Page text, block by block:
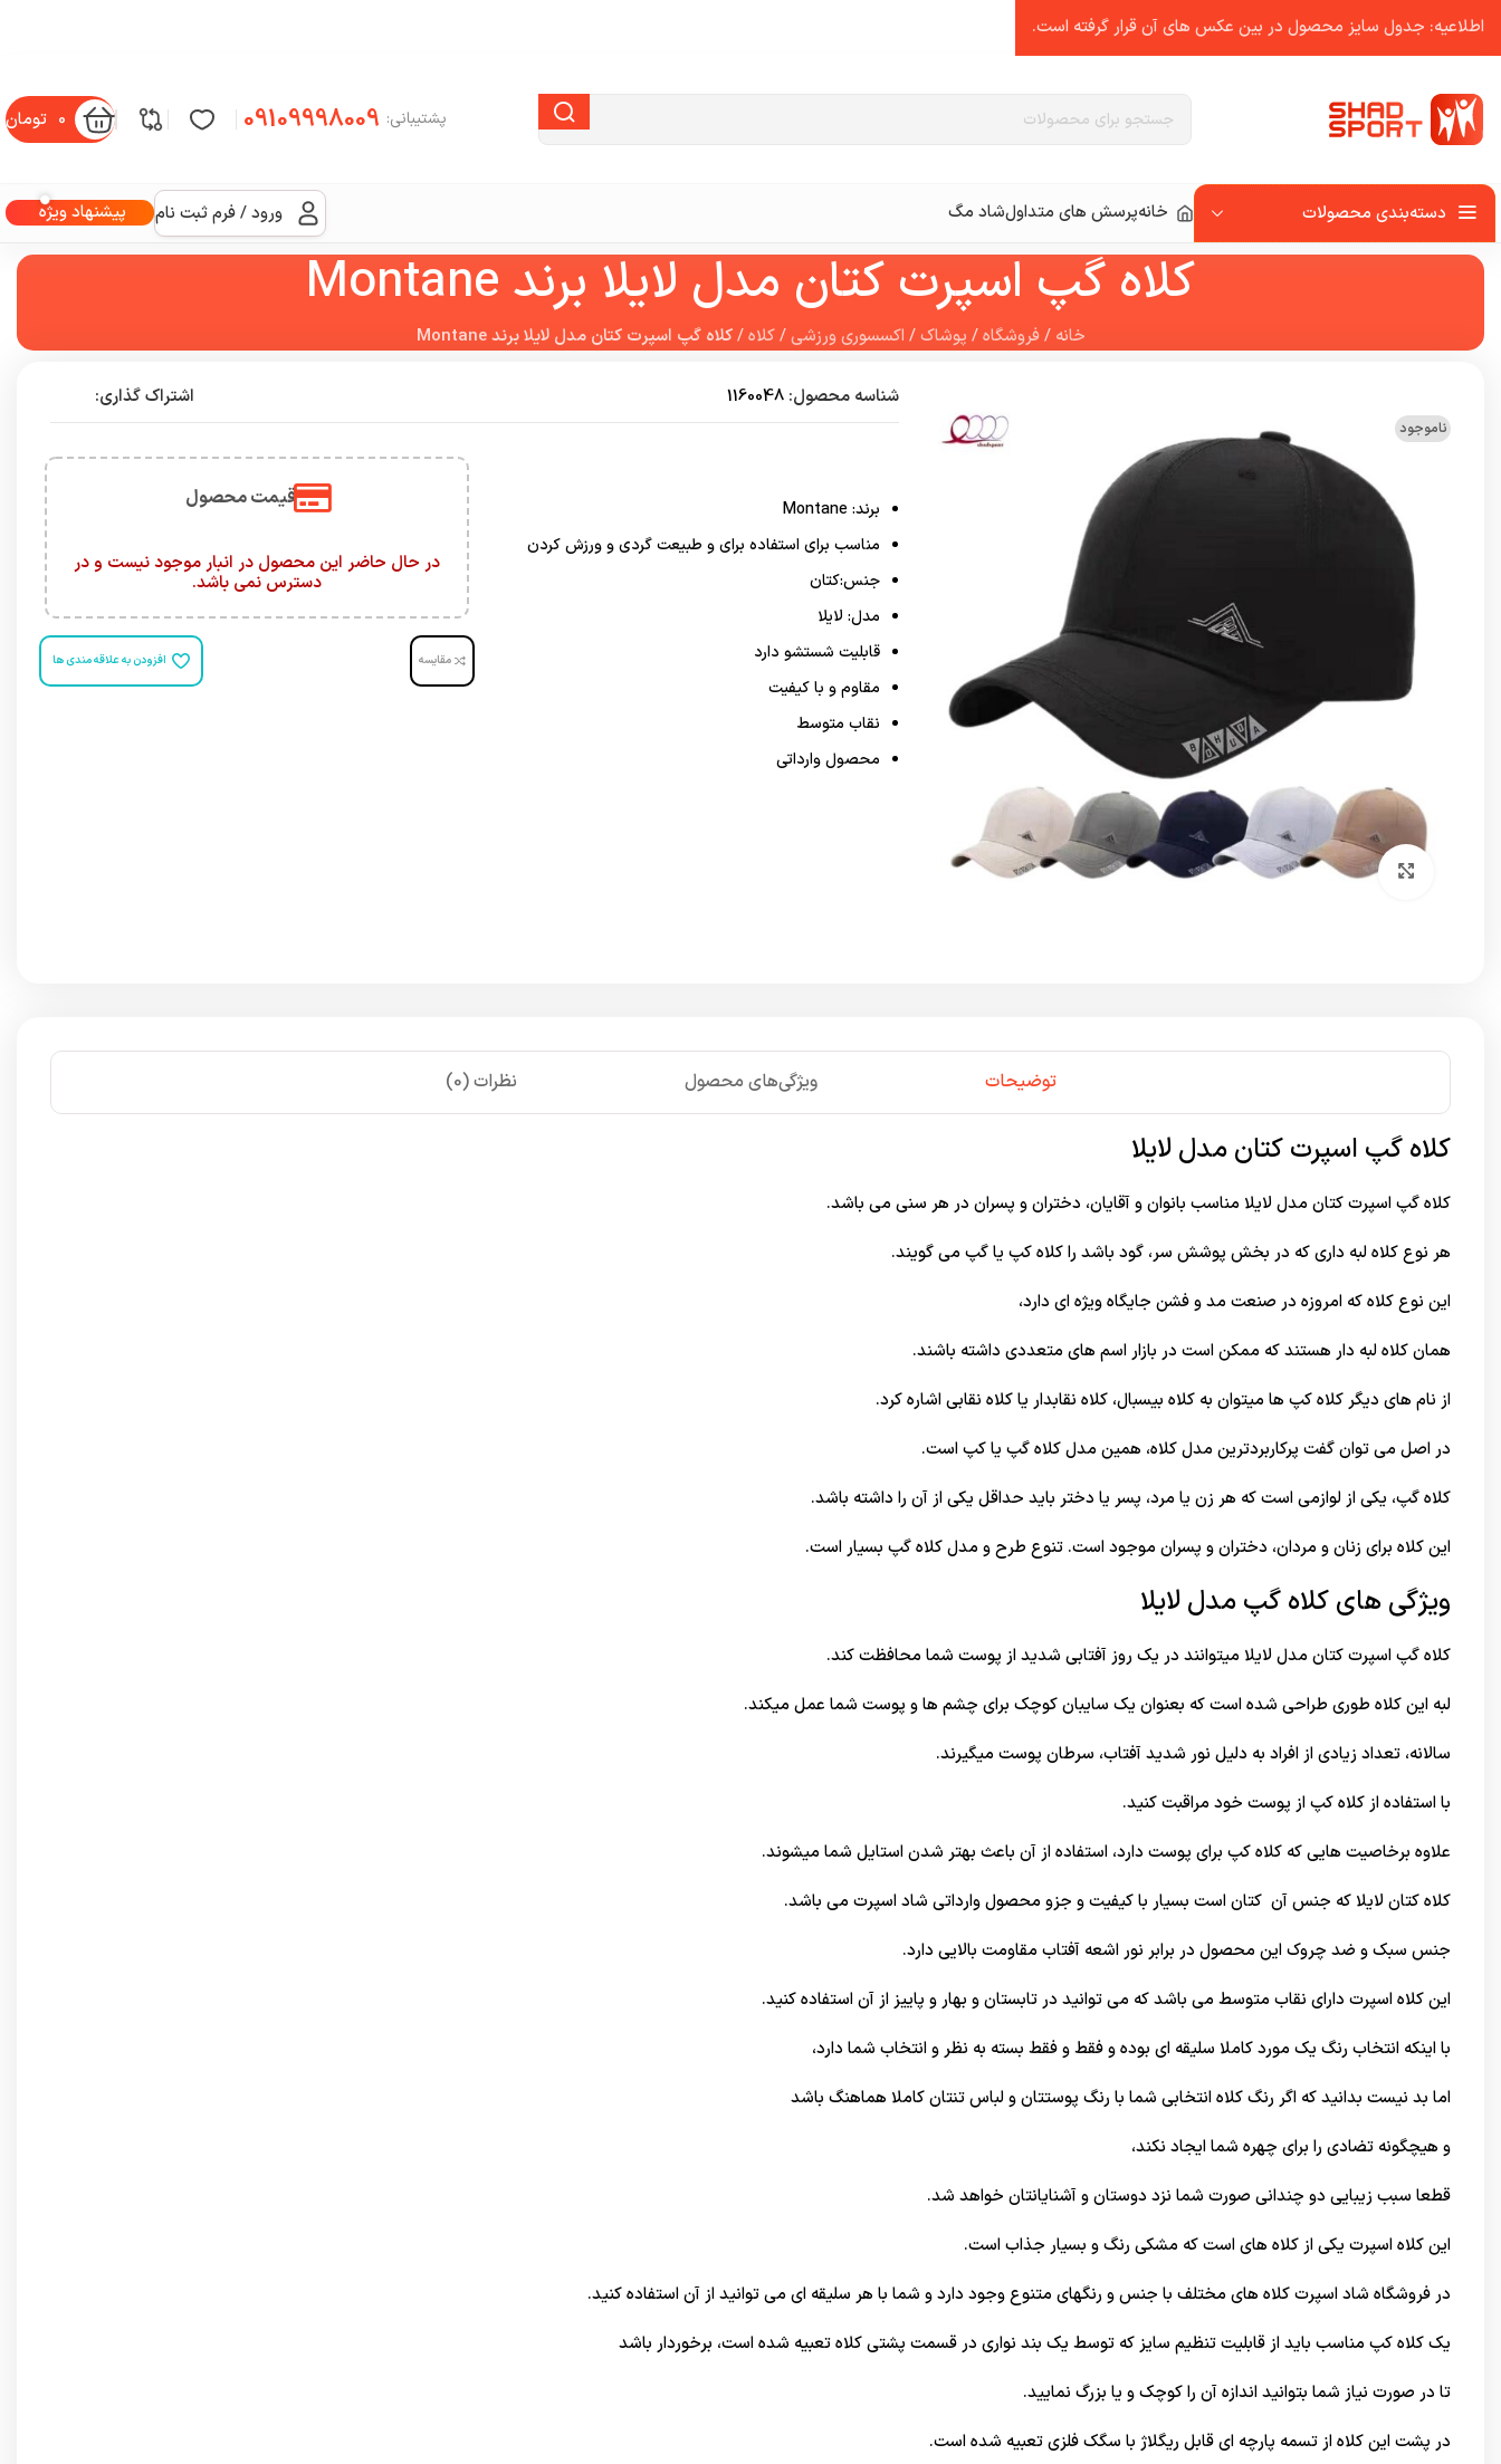
پشتیبانی: 09109998009
0 تومان
دسته‌بندی محصولات خانهپرسش های متداولشاد مگ ورود / فرم ثبت نام پیشنهاد ویژه
کلاه گپ اسپرت کتان مدل لایلا برند Montane
خانه /فروشگاه/ پوشاک/ اکسسوری ورزشی/کلاه/کلاه گپ اسپرت کتان مدل لایلا برند Montane
ناموجود
برای بزرگنمایی کلیک کنید
شناسه محصول: 1160048 اشتراک گذاری:
برند: Montane
مناسب برای استفاده برای و طبیعت گردی و ورزش کردن
جنس:کتان
مدل: لایلا
قابلیت شستشو دارد
مقاوم و با کیفیت
نقاب متوسط
محصول وارداتی
قیمت محصول
در حال حاضر این محصول در انبار موجود نیست و در
دسترس نمی باشد.
مقایسه افزودن به علاقه مندی ها
توضیحات ویژگی‌های محصول نظرات (0)
کلاه گپ اسپرت کتان مدل لایلا
کلاه گپ اسپرت کتان مدل لایلا مناسب بانوان و آقایان، دختران و پسران در هر سنی می باشد.
هر نوع کلاه لبه داری که در بخش پوشش سر، گود باشد را کلاه کپ یا گپ می گویند.
این نوع کلاه که امروزه در صنعت مد و فشن جایگاه ویژه ای دارد،
همان کلاه لبه دار هستند که ممکن است در بازار اسم های متعددی داشته باشند.
از نام های دیگر کلاه کپ ها میتوان به کلاه بیسبال، کلاه نقابدار یا کلاه نقابی اشاره کرد.
در اصل می توان گفت پرکاربردترین مدل کلاه، همین مدل کلاه گپ یا کپ است.
کلاه گپ، یکی از لوازمی است که هر زن یا مرد، پسر یا دختر باید حداقل یکی از آن را داشته باشد.
این کلاه برای زنان و مردان، دختران و پسران موجود است. تنوع طرح و مدل کلاه گپ بسیار است.
ویژگی های کلاه گپ مدل لایلا
کلاه گپ اسپرت کتان مدل لایلا میتوانند در یک روز آفتابی شدید از پوست شما محافظت کند.
لبه این کلاه طوری طراحی شده است که بعنوان یک سایبان کوچک برای چشم ها و پوست شما عمل میکند.
سالانه، تعداد زیادی از افراد به دلیل نور شدید آفتاب، سرطان پوست میگیرند.
با استفاده از کلاه کپ از پوست خود مراقبت کنید.
علاوه برخاصیت هایی که کلاه کپ برای پوست دارد، استفاده از آن باعث بهتر شدن استایل شما میشوند.
کلاه کتان لایلا که جنس آن کتان است بسیار با کیفیت و جزو محصول وارداتی شاد اسپرت می باشد.
جنس سبک و ضد چروک این محصول در برابر نور اشعه آفتاب مقاومت بالایی دارد.
این کلاه اسپرت دارای نقاب متوسط می باشد که می توانید در تابستان و بهار و پاییز از آن استفاده کنید.
با اینکه انتخاب رنگ یک مورد کاملا سلیقه ای بوده و فقط و فقط بسته به نظر و انتخاب شما دارد،
اما بد نیست بدانید که اگر رنگ کلاه انتخابی شما با رنگ پوستتان و لباس تنتان کاملا هماهنگ باشد
و هیچگونه تضادی را برای چهره شما ایجاد نکند،
قطعا سبب زیبایی دو چندانی صورت شما نزد دوستان و آشنایانتان خواهد شد.
این کلاه اسپرت یکی از کلاه های است که مشکی رنگ و بسیار جذاب است.
درفروشگاه شاد اسپرتکلاه های مختلف با جنس و رنگهای متنوع وجود دارد و شما با هر سلیقه ای می توانید از آن استفاده کنید.
یک کلاه کپ مناسب باید از قابلیت تنظیم سایز که توسط یک بند نواری در قسمت پشتی کلاه تعبیه شده است، برخوردار باشد
تا در صورت نیاز شما بتوانید اندازه آن را کوچک و یا بزرگ نمایید.
در پشت این کلاه از تسمه پارچه ای قابل ریگلاژ با سگک فلزی تعبیه شده است.
اطلاعیه: جدول سایز محصول در بین عکس ‌های آن قرار گرفته است.